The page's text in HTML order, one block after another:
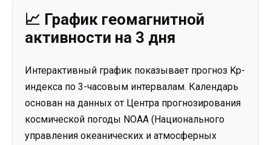
📈 График геомагнитной
активности на 3 дня
Интерактивный график показывает прогноз Kp-
индекса по 3-часовым интервалам. Календарь
основан на данных от Центра прогнозирования
космической погоды NOAA (Национального
управления океанических и атмосферных